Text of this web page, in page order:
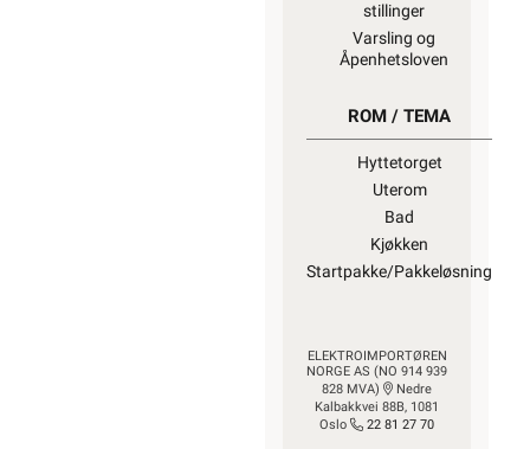
stillinger
Varsling og
Åpenhetsloven
ROM / TEMA
Hyttetorget
Uterom
Bad
Kjøkken
Startpakke/Pakkeløsning
ELEKTROIMPORTØREN
NORGE AS (NO 914 939
828 MVA)
Nedre
Kalbakkvei 88B, 1081
Oslo
22 81 27 70